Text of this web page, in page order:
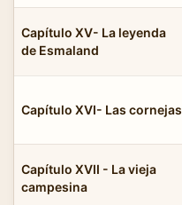
Capítulo XV- La leyenda
de Esmaland
Capítulo XVI- Las cornejas
Capítulo XVII - La vieja
campesina